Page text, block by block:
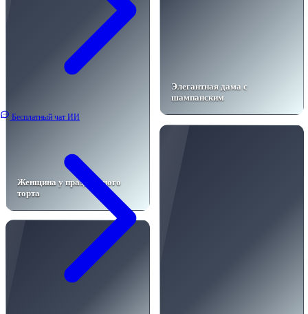
Бесплатный чат ИИ
Элегантная дама с
шампанским
Женщина у праздничного
торта